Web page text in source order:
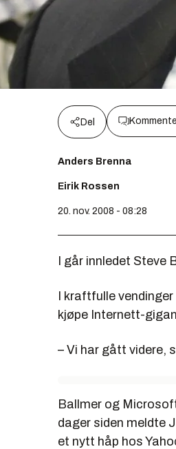
Del
Anders Brenna
Eirik Rossen
20. nov. 2008 - 08:28
I går innledet
I kraftfulle
kjøpe Internett-
– Vi har gått videre,
Ballmer og
dager siden meldte
et nytt håp hos